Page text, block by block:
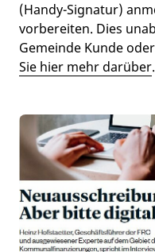
(Handy-Signatur)
vorbereiten. Dies
Gemeinde Kunde
Sie hier mehr darüber.